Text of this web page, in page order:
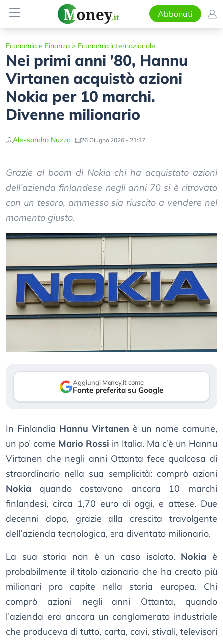
Abbonati
Economia e Finanza > Economia internazionale
Nei primi anni ’80, Hannu
Virtanen acquistò azioni
Nokia per 10 marchi.
Divenne milionario
Alessandro Nuzzo 26 Giugno 2026 - 21:17
Grazie al boom di Nokia chi ha acquistato azioni
dell’azienda finlandese negli anni 70 si è ritrovato
con un tesoro, ammesso sia riuscito a vendere nel
momento giusto.
Aggiungi Money.it come
Fonte preferita su Google
In Finlandia Hannu Virtanen è un nome comune,
un po’ come Mario Rossi in Italia. Ma c’è un Hannu
Virtanen che negli anni Ottanta fece qualcosa di
straordinario nella sua semplicità: comprò azioni
Nokia quando costavano ancora 10 marchi
finlandesi, circa 1,70 euro di oggi, e attese. Due
decenni dopo, grazie alla crescita travolgente
dell’azienda tecnologica, era diventato milionario.
La sua storia non è un caso isolato. Nokia è
probabilmente il titolo azionario che ha creato più
milionari pro capite nella storia europea. Chi
comprò azioni negli anni Ottanta, quando
l’azienda era ancora un conglomerato industriale
che produceva di tutto, carta, cavi, stivali, televisori